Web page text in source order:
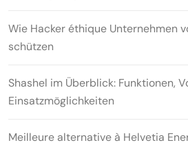
Wie Hacker éthique Unternehmen
schützen
Shashel im Überblick: Funktionen,
Einsatzmöglichkeiten
Meilleure alternative à Helvetia